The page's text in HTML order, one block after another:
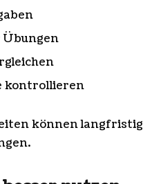
kontrollieren
können langfristig